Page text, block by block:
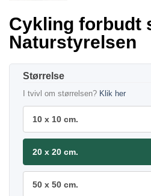
Cykling forbudt
Naturstyrelsen
Størrelse
I tvivl om størrelsen? Klik her
10 x 10 cm.
20 x 20 cm.
50 x 50 cm.